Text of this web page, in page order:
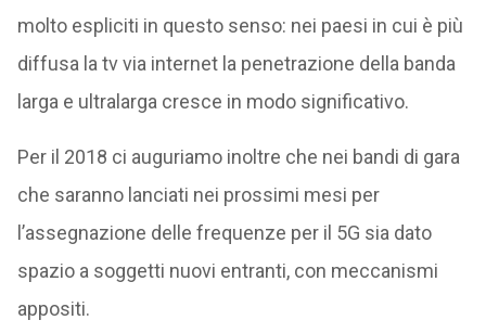
molto espliciti in questo senso: nei paesi in cui è più
diffusa la tv via internet la penetrazione della banda
larga e ultralarga cresce in modo significativo.
Per il 2018 ci auguriamo inoltre che nei bandi di gara
che saranno lanciati nei prossimi mesi per
l’assegnazione delle frequenze per il 5G sia dato
spazio a soggetti nuovi entranti, con meccanismi
appositi.